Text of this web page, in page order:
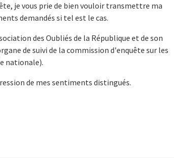
je vous prie de bien vouloir transmettre ma
demandés si tel est le cas.
des Oubliés de la République et de son
de suivi de la commission d'enquête sur les
nationale).
de mes sentiments distingués.